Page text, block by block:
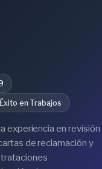
en Trabajos
experiencia en revisión
de reclamación y